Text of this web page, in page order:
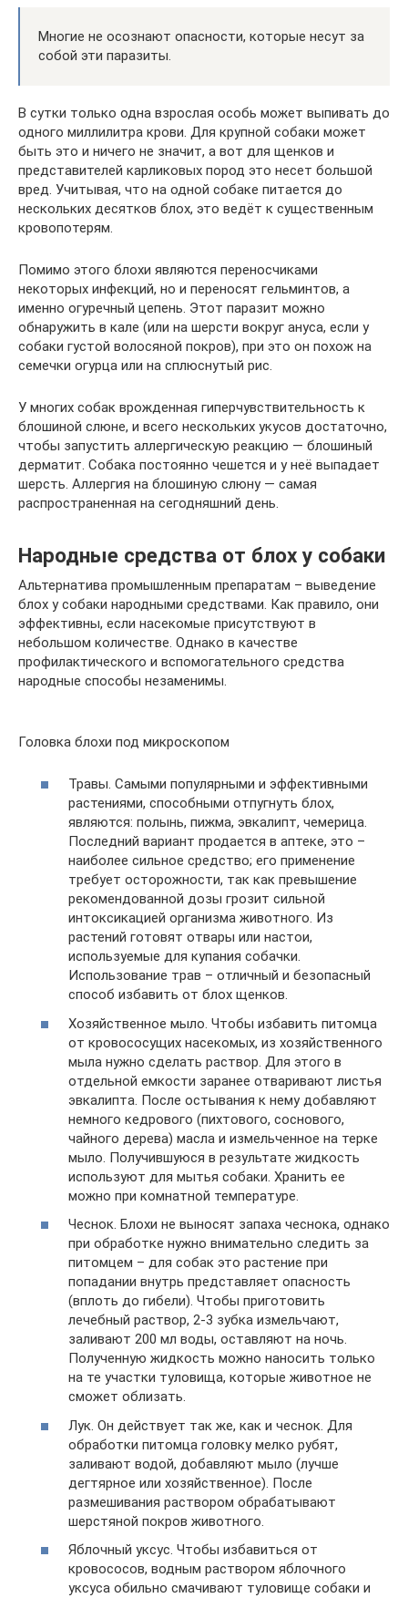
Многие не осознают опасности, которые несут за
собой эти паразиты.
В сутки только одна взрослая особь может выпивать до
одного миллилитра крови. Для крупной собаки может
быть это и ничего не значит, а вот для щенков и
представителей карликовых пород это несет большой
вред. Учитывая, что на одной собаке питается до
нескольких десятков блох, это ведёт к существенным
кровопотерям.
Помимо этого блохи являются переносчиками
некоторых инфекций, но и переносят гельминтов, а
именно огуречный цепень. Этот паразит можно
обнаружить в кале (или на шерсти вокруг ануса, если у
собаки густой волосяной покров), при это он похож на
семечки огурца или на сплюснутый рис.
У многих собак врожденная гиперчувствительность к
блошиной слюне, и всего нескольких укусов достаточно,
чтобы запустить аллергическую реакцию — блошиный
дерматит. Собака постоянно чешется и у неё выпадает
шерсть. Аллергия на блошиную слюну — самая
распространенная на сегодняшний день.
Народные средства от блох у собаки
Альтернатива промышленным препаратам – выведение
блох у собаки народными средствами. Как правило, они
эффективны, если насекомые присутствуют в
небольшом количестве. Однако в качестве
профилактического и вспомогательного средства
народные способы незаменимы.
Головка блохи под микроскопом
Травы. Самыми популярными и эффективными
растениями, способными отпугнуть блох,
являются: полынь, пижма, эвкалипт, чемерица.
Последний вариант продается в аптеке, это –
наиболее сильное средство; его применение
требует осторожности, так как превышение
рекомендованной дозы грозит сильной
интоксикацией организма животного. Из
растений готовят отвары или настои,
используемые для купания собачки.
Использование трав – отличный и безопасный
способ избавить от блох щенков.
Хозяйственное мыло. Чтобы избавить питомца
от кровососущих насекомых, из хозяйственного
мыла нужно сделать раствор. Для этого в
отдельной емкости заранее отваривают листья
эвкалипта. После остывания к нему добавляют
немного кедрового (пихтового, соснового,
чайного дерева) масла и измельченное на терке
мыло. Получившуюся в результате жидкость
используют для мытья собаки. Хранить ее
можно при комнатной температуре.
Чеснок. Блохи не выносят запаха чеснока, однако
при обработке нужно внимательно следить за
питомцем – для собак это растение при
попадании внутрь представляет опасность
(вплоть до гибели). Чтобы приготовить
лечебный раствор, 2-3 зубка измельчают,
заливают 200 мл воды, оставляют на ночь.
Полученную жидкость можно наносить только
на те участки туловища, которые животное не
сможет облизать.
Лук. Он действует так же, как и чеснок. Для
обработки питомца головку мелко рубят,
заливают водой, добавляют мыло (лучше
дегтярное или хозяйственное). После
размешивания раствором обрабатывают
шерстяной покров животного.
Яблочный уксус. Чтобы избавиться от
кровососов, водным раствором яблочного
уксуса обильно смачивают туловище собаки и